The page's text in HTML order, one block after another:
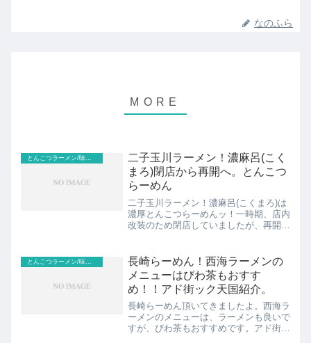
なのふら
とんこつラーメン/味噌らーめん(濃厚、こってり、ドロドロ)
二子玉川ラーメン！濃麻呂(こく
まろ)閉店から再開へ。とんこつ
らーめん
二子玉川ラーメン！濃麻呂(こくまろ)は
濃厚とんこつらーめんッ！一時期、店内
改装のため閉店していましたが、再開し
まろ、再開したので行ってみた1.二子玉
川豚骨ラーメンは...
長崎らーめん！西海ラーメンの
メニューはびわ茶もおすす
め！！アド街ック天国紹介。
長崎らーめん頂いてきましたよ。西海ラ
ーメンのメニューは、ラーメンも良いで
すが、びわ茶もおすすめです。アド街ッ